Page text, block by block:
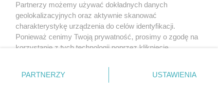
O nas
Partnerzy możemy używać dokładnych danych
geolokalizacyjnych oraz aktywnie skanować
charakterystykę urządzenia do celów identyfikacji.
Ponieważ cenimy Twoją prywatność, prosimy o zgodę na
korzystanie z tych technologii poprzez kliknięcie
zmienić/wycofać klikając przycisk ustawień prywatności
znajdujący się w lewym dolnym rogu strony
PARTNERZY USTAWIENIA